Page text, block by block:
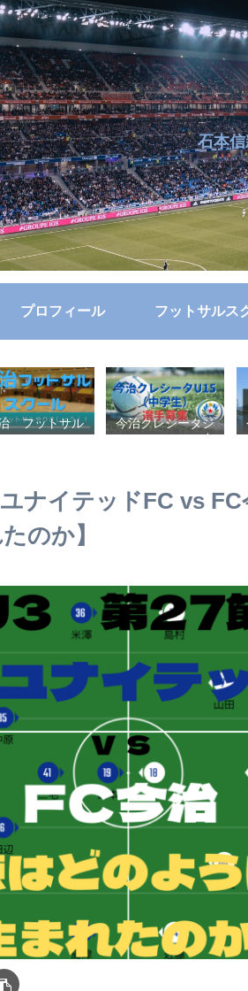
石本
プロフィール フットサルス
フットサル
スクール
今治クレシータジ
ュニアユース（中
イテッドFC vs
のか】